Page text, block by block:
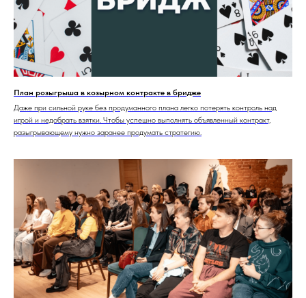
План розыгрыша в козырном контракте в бридже
Даже при сильной руке без продуманного плана легко потерять контроль над
игрой и недобрать взятки. Чтобы успешно выполнять объявленный контракт,
разыгрывающему нужно заранее продумать стратегию.